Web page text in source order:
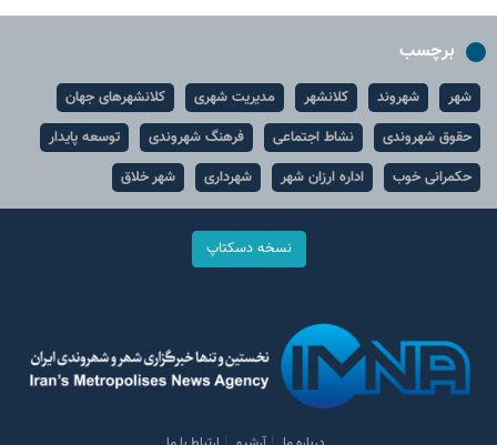
برچسب
شهر شهروند کلانشهر مدیریت شهری
کلانشهرهای جهان
حقوق شهروندی
نشاط اجتماعی فرهنگ شهروندی
توسعه پایدار
حکمرانی خوب
اداره ارزان شهر شهرداری شهر خلاق
نسخه دسکتاپ